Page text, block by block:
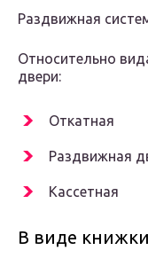
Раздвижная
Относительно
двери:
Откатная
Раздвижная
Кассетная
В виде книжки